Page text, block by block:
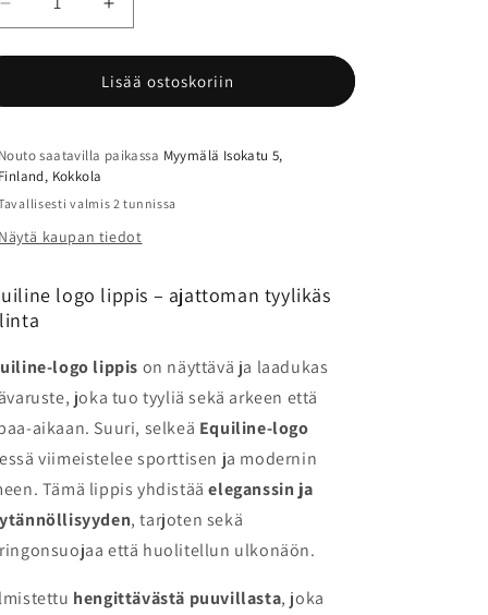
Vähennä
tuotteen
Equiline
Lippis
Lisää
tuotteen
Equiline
Logo
Lippis
Lisää ostoskoriin
Nouto saatavilla paikassa Myymälä Isokatu 5,
Finland, Kokkola
valmis 2 tunnissa
Näytä kaupan tiedot
logo lippis – ajattoman tyylikäs
logo lippis on näyttävä ja laadukas
joka tuo tyyliä sekä arkeen että
aikaan. Suuri, selkeä Equiline-logo
viimeistelee sporttisen ja modernin
Tämä lippis yhdistääeleganssin ja
, tarjoten sekä
että huolitellun ulkonäön.
hengittävästä puuvillasta, joka